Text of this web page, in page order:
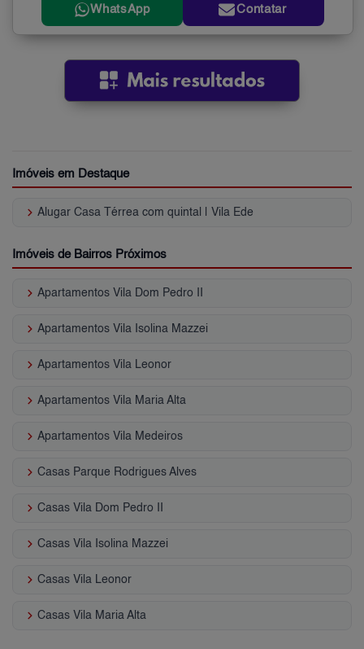
WhatsApp Contatar
Imóveis em Destaque
keyboard_arrow_right Alugar Casa Térrea com quintal | Vila Ede
Imóveis de Bairros Próximos
keyboard_arrow_right Apartamentos Vila Dom Pedro II
keyboard_arrow_right Apartamentos Vila Isolina Mazzei
keyboard_arrow_right Apartamentos Vila Leonor
keyboard_arrow_right Apartamentos Vila Maria Alta
keyboard_arrow_right Apartamentos Vila Medeiros
keyboard_arrow_right Casas Parque Rodrigues Alves
keyboard_arrow_right Casas Vila Dom Pedro II
keyboard_arrow_right Casas Vila Isolina Mazzei
keyboard_arrow_right Casas Vila Leonor
keyboard_arrow_right Casas Vila Maria Alta